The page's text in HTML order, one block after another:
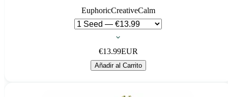
EuphoricCreativeCalm
€13.99EUR
Añadir al Carrito